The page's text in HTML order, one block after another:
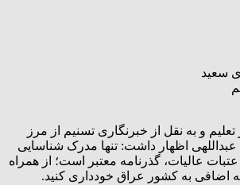
سعید
و به نقل از خبرنگاری تسنیم از مرز
اظهار داشت: تنها مدرک شناسایی
عالیات، گذرنامه‌ معتبر است؛ از همراه
اضافی به کشور عراق خودداری کنید.